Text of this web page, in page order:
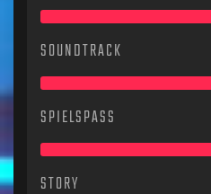
SOUNDTRACK
SPIELSPASS
STORY